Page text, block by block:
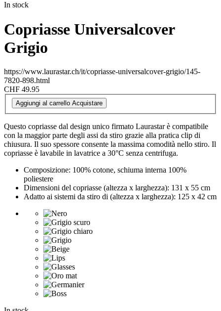
In stock
Copriasse Universalcover
Grigio
https://www.laurastar.ch/it/copriasse-universalcover-grigio/145-
7820-898.html
CHF 49.95
Aggiungi al carrello Acquistare
Questo copriasse dal design unico firmato Laurastar è compatibile
con la maggior parte degli assi da stiro grazie alla pratica clip di
chiusura. Il suo spessore consente la massima comodità nello stiro. Il
copriasse è lavabile in lavatrice a 30°C senza centrifuga.
Composizione: 100% cotone, schiuma interna 100%
poliestere
Dimensioni del copriasse (altezza x larghezza): 131 x 55 cm
Adatto ai sistemi da stiro di (altezza x larghezza): 125 x 42 cm